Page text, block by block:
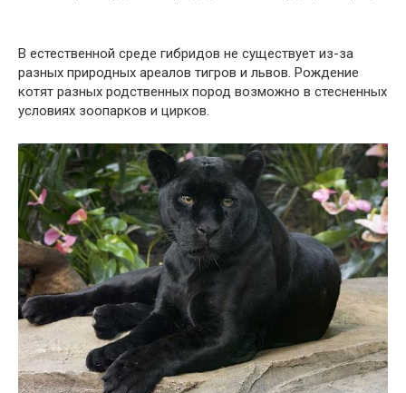
В естественной среде гибридов не существует из-за
разных природных ареалов тигров и львов. Рождение
котят разных родственных пород возможно в стесненных
условиях зоопарков и цирков.